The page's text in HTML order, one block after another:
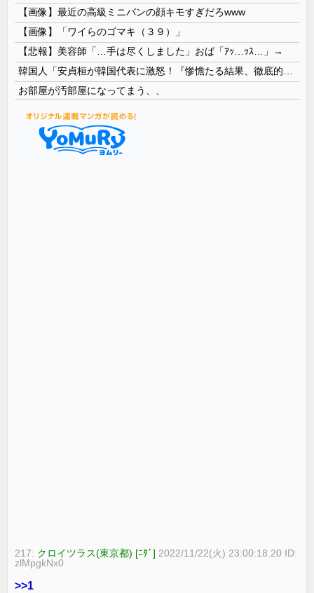
【画像】最近の高級ミニバンの顔キモすぎだろwww
【画像】「ワイらのゴマキ（３９）」
【悲報】美容師「…手は尽くしました」おば「ｱｯ…ｯｽ…」→
お部屋が汚部屋になってまう、、
217: クロイツラス(東京都) [ﾆﾀﾞ] 2022/11/22(火) 23:00:18.20 ID:
zlMpgkNx0
>>1